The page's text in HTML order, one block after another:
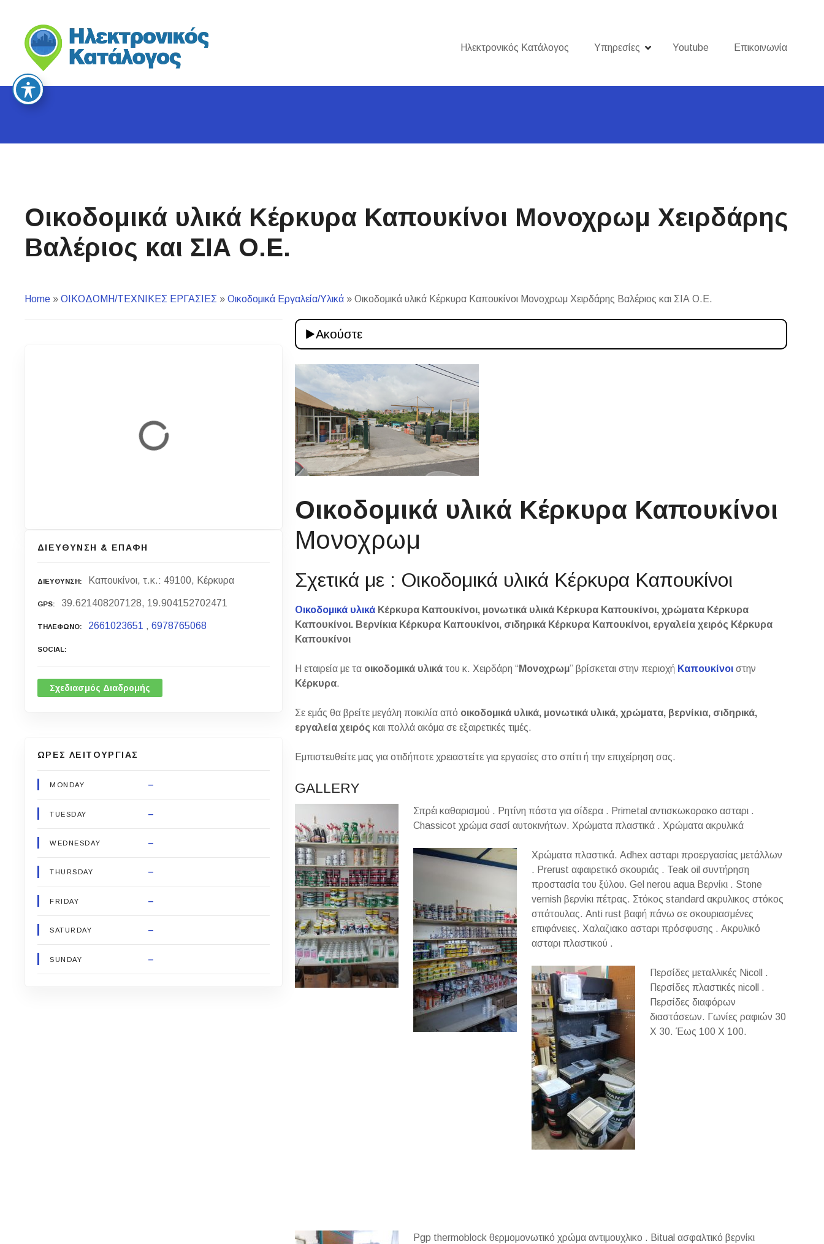
Ηλεκτρονικός Κατάλογος Υπηρεσίες Youtube Επικοινωνία
Οικοδομικά υλικά Κέρκυρα Καπουκίνοι Μονοχρωμ Χειρδάρης
Βαλέριος και ΣΙΑ Ο.Ε.
Home » ΟΙΚΟΔΟΜΗ/ΤΕΧΝΙΚΕΣ ΕΡΓΑΣΙΕΣ » Οικοδομικά Εργαλεία/Υλικά » Οικοδομικά υλικά Κέρκυρα Καπουκίνοι Μονοχρωμ Χειρδάρης Βαλέριος και ΣΙΑ Ο.Ε.
ΔΙΕΥΘΥΝΣΗ & ΕΠΑΦΗ
ΔΙΕΥΘΥΝΣΗ Καπουκίνοι, τ.κ.: 49100, Κέρκυρα
GPS 39.621408207128, 19.904152702471
ΤΗΛΕΦΩΝΟ 2661023651 , 6978765068
SOCIAL
Σχεδιασμός Διαδρομής
ΩΡΕΣ ΛΕΙΤΟΥΡΓΙΑΣ
MONDAY –
TUESDAY –
WEDNESDAY –
THURSDAY –
FRIDAY –
SATURDAY –
SUNDAY –
Ακούστε
Οικοδομικά υλικά Κέρκυρα Καπουκίνοι
Μονοχρωμ
Σχετικά με : Οικοδομικά υλικά Κέρκυρα Καπουκίνοι
Οικοδομικά υλικά Κέρκυρα Καπουκίνοι, μονωτικά υλικά Κέρκυρα Καπουκίνοι, χρώματα Κέρκυρα
Καπουκίνοι. Βερνίκια Κέρκυρα Καπουκίνοι, σιδηρικά Κέρκυρα Καπουκίνοι, εργαλεία χειρός Κέρκυρα
Καπουκίνοι
Η εταιρεία με τα οικοδομικά υλικά του κ. Χειρδάρη “ Μονοχρωμ” βρίσκεται στην περιοχή Καπουκίνοι στην
Κέρκυρα.
Σε εμάς θα βρείτε μεγάλη ποικιλία από οικοδομικά υλικά, μονωτικά υλικά, χρώματα, βερνίκια, σιδηρικά,
εργαλεία χειρός και πολλά ακόμα σε εξαιρετικές τιμές.
Εμπιστευθείτε μας για οτιδήποτε χρειαστείτε για εργασίες στο σπίτι ή την επιχείρηση σας.
GALLERY
Σπρέι καθαρισμού . Ρητίνη πάστα για σίδερα . Primetal αντισκωκορακο ασταρι .
Chassicot χρώμα σασί αυτοκινήτων. Χρώματα πλαστικά . Χρώματα ακρυλικά
Χρώματα πλαστικά. Adhex ασταρι προεργασίας μετάλλων
. Prerust αφαιρετικό σκουριάς . Teak oil συντήρηση
προστασία του ξύλου. Gel nerou aqua Βερνίκι . Stone
vernish βερνίκι πέτρας. Στόκος standard ακρυλικος στόκος
σπάτουλας. Anti rust βαφή πάνω σε σκουριασμένες
επιφάνειες. Χαλαζιακο ασταρι πρόσφυσης . Ακρυλικό
ασταρι πλαστικού .
Περσίδες μεταλλικές Nicoll .
Περσίδες πλαστικές nicoll .
Περσίδες διαφόρων
διαστάσεων. Γωνίες ραφιών 30
Χ 30. Έως 100 Χ 100.
Pgp thermoblock θερμομονωτικό χρώμα αντιμουχλικο . Bitual ασφαλτικό βερνίκι